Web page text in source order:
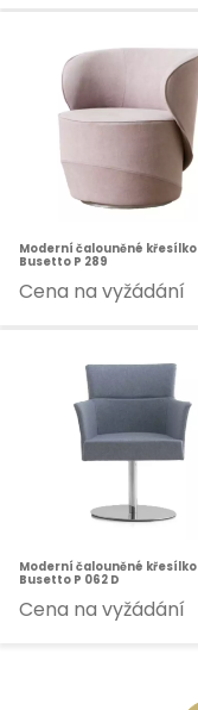
Moderní čalouněné křesílko
Busetto P 289
Cena na vyžádání
Moderní čalouněné křesílko
Busetto P 062 D
Cena na vyžádání